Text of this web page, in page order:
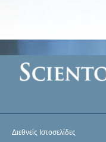
Διεθνείς Ιστοσελίδες